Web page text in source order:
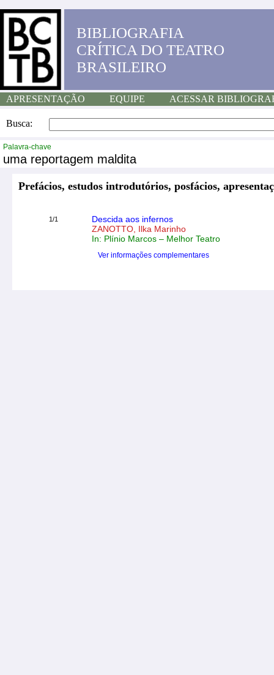
BIBLIOGRAFIA
CRÍTICA DO TEATRO
BRASILEIRO
APRESENTAÇÃO EQUIPE ACESSAR
Busca:
Palavra-chave
uma reportagem maldita
Prefácios, estudos introdutórios, posfácios,
1/1
Descida aos infernos
ZANOTTO, Ilka Marinho
In: Plínio Marcos – Melhor Teatro
Ver informações complementares